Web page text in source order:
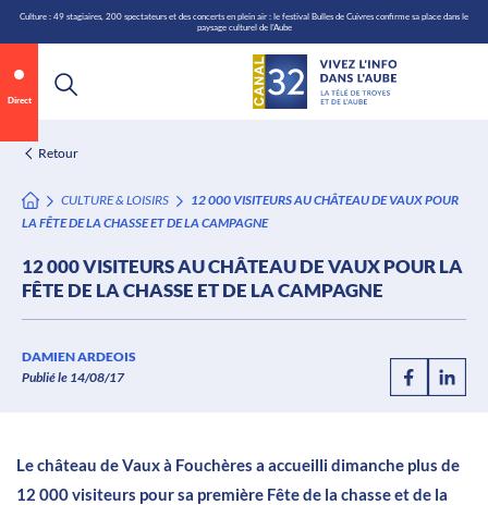
Aller
au
contenu
Culture : 49 stagiaires, 200 spectateurs et des concerts en plein air : le festival Bulles de Cuivres confirme sa place dans le
paysage culturel de l'Aube
Direct
Retour
CULTURE & LOISIRS
12 000 VISITEURS AU CHÂTEAU DE VAUX POUR
LA FÊTE DE LA CHASSE ET DE LA CAMPAGNE
12 000 VISITEURS AU CHÂTEAU DE VAUX POUR LA
FÊTE DE LA CHASSE ET DE LA CAMPAGNE
DAMIEN ARDEOIS
Publié le 14/08/17
0:06 / 0:12
Le château de Vaux à Fouchères a accueilli dimanche plus de
12 000 visiteurs pour sa première Fête de la chasse et de la